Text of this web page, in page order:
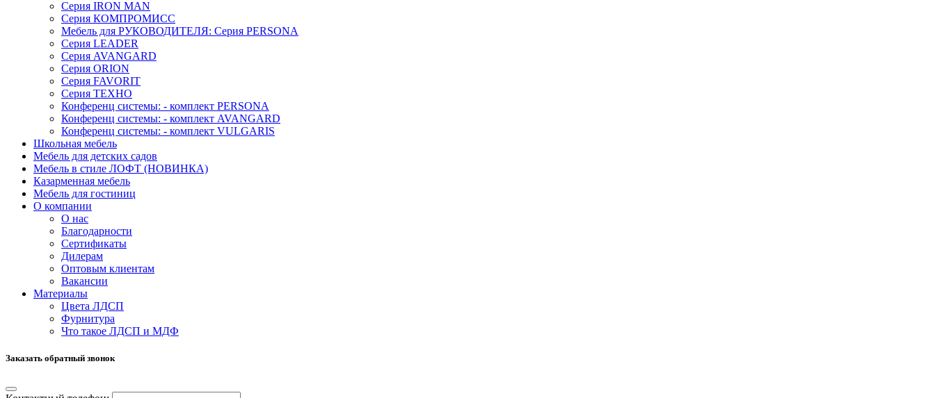
Серия IRON MAN
Серия КОМПРОМИСС
Мебель для РУКОВОДИТЕЛЯ: Серия PERSONA
Серия LEADER
Серия AVANGARD
Серия ORION
Серия FAVORIT
Серия ТЕХНО
Конференц системы: - комплект PERSONA
Конференц системы: - комплект AVANGARD
Конференц системы: - комплект VULGARIS
Школьная мебель
Мебель для детских садов
Мебель в стиле ЛОФТ (НОВИНКА)
Казарменная мебель
Мебель для гостиниц
О компании
О нас
Благодарности
Сертификаты
Дилерам
Оптовым клиентам
Вакансии
Материалы
Цвета ЛДСП
Фурнитура
Что такое ЛДСП и МДФ
Заказать обратный звонок